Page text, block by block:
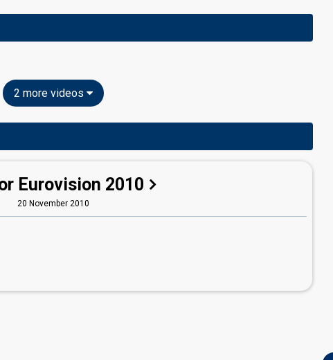
2 more videos
Eurovision 2010
20 November 2010